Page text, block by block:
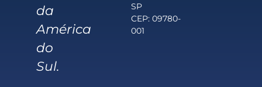
da
América
do
Sul.
SP
CEP: 09780-
001